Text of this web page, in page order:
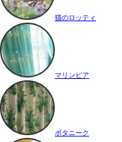
猫のロッティ
マリンピア
ボタニーク